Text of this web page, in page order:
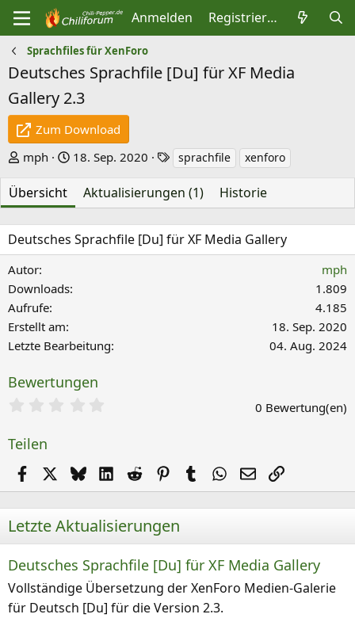
Anmelden Registrieren
Sprachfiles für XenForo
Deutsches Sprachfile [Du] für XF Media
Gallery 2.3
Zum Download
A
t
o
mph
D
u
m
E
l
u
18. Sep. 2020
h
l
a
g
sprachfile xenforo
Übersicht Aktualisierungen (1) Historie
Deutsches Sprachfile [Du] für XF Media Gallery
Autor
mph
Downloads
1.809
Aufrufe
4.185
Erstellt am
18. Sep. 2020
Letzte Bearbeitung
04. Aug. 2024
Bewertungen
t
e
r
n
(
e
)
0 Bewertung(en)
Teilen
FacebookX (Twitter)
BlueskyLinkedIn
Reddit PinterestTumblrWhatsApp
E-MailLink
Letzte Aktualisierungen
Deutsches Sprachfile [Du] für XF Media Gallery
Vollständige Übersetzung der XenForo Medien-Galerie
für Deutsch [Du] für die Version 2.3.